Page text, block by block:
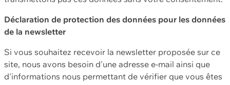
Déclaration de protection des données pour les données
de la newsletter
Si vous souhaitez recevoir la newsletter proposée sur ce
site, nous avons besoin d'une adresse e-mail ainsi que
d'informations nous permettant de vérifier que vous êtes